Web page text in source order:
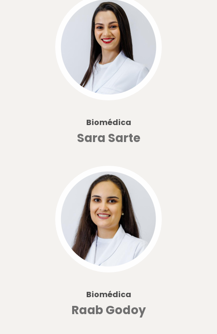
Biomédica
Sara Sarte
Biomédica
Raab Godoy